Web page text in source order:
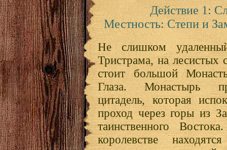
Действие 1:
Местность: Степи и
Не слишком
Тристрама, на лесистых
стоит большой
Глаза. Монастырь
цитадель, которая
проход через горы из
таинственного
королевстве